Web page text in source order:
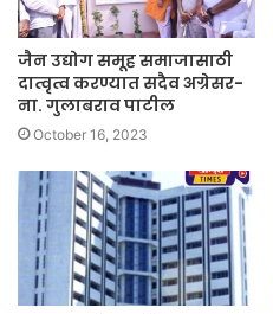
जैन उद्योग समूह समाजासाठी
दात्वृत्व करण्यात सदैव अग्रेसर-
ना. गुलाबराव पाटील
October 16, 2023